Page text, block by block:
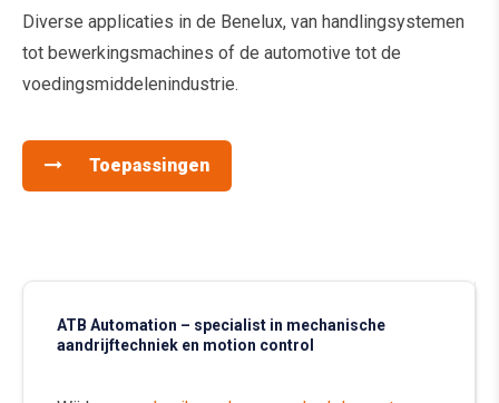
Diverse applicaties in de Benelux, van handlingsystemen
tot bewerkingsmachines of de automotive tot de
voedingsmiddelenindustrie.
Toepassingen
ATB Automation – specialist in mechanische
aandrijftechniek en motion control